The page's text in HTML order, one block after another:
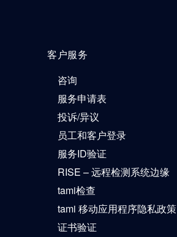
客户服务
咨询
服务申请表
投诉/异议
员工和客户登录
服务ID验证
RISE – 远程检测系统边缘
tami检查
tami 移动应用程序隐私政策
证书验证